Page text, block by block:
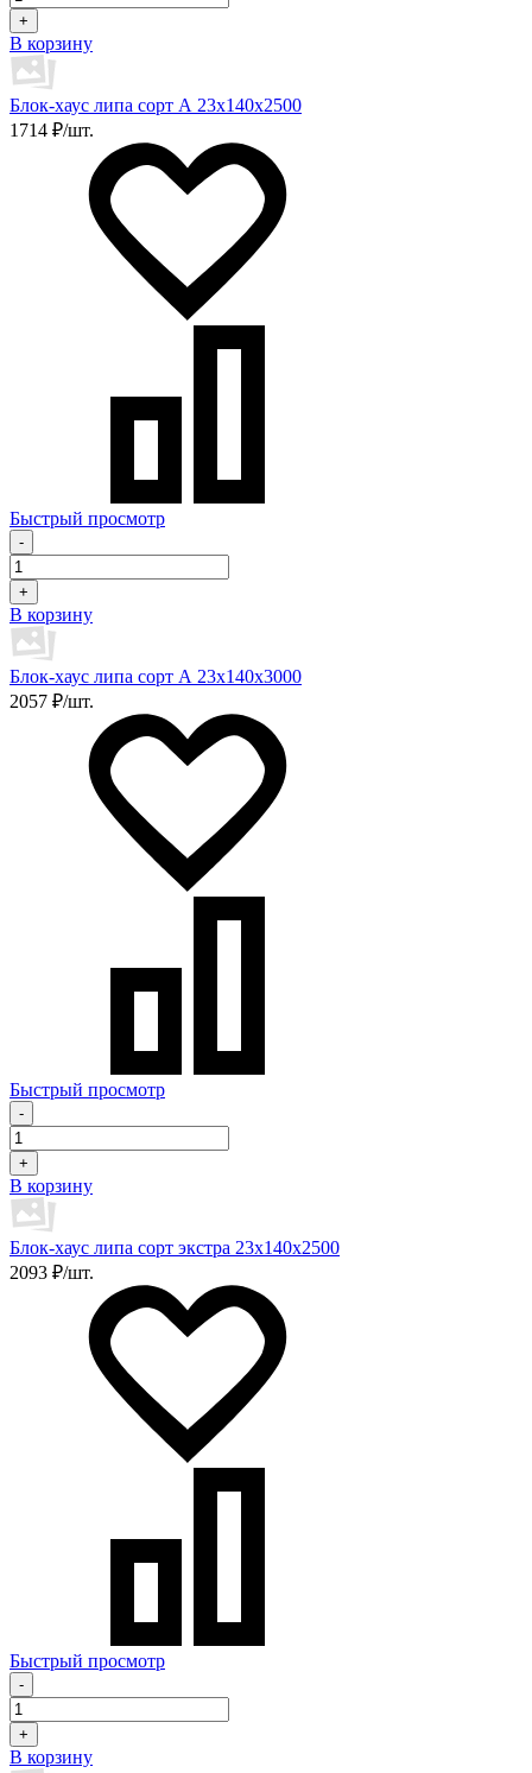
+
В корзину
Блок-хаус липа сорт А 23х140х2500
1714 ₽/шт.
Быстрый просмотр
-
+
В корзину
Блок-хаус липа сорт А 23х140х3000
2057 ₽/шт.
Быстрый просмотр
-
+
В корзину
Блок-хаус липа сорт экстра 23х140х2500
2093 ₽/шт.
Быстрый просмотр
-
+
В корзину